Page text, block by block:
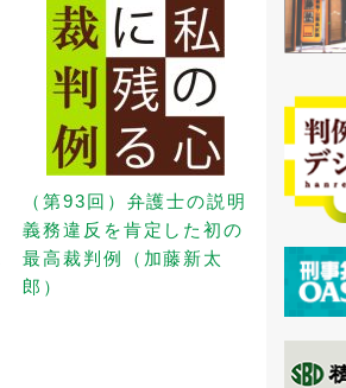
（第93回）弁護士の説明
義務違反を肯定した初の
最高裁判例（加藤新太
郎）